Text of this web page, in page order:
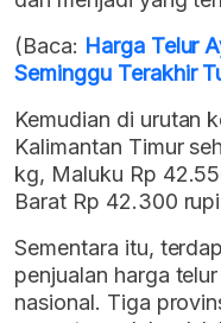
(Baca: Harga Telur
Seminggu Terakhir
Kemudian di urutan
Kalimantan Timur
kg, Maluku Rp
Barat Rp 42.300
Sementara itu,
penjualan harga
nasional. Tiga